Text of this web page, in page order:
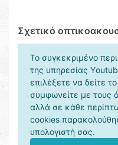
Σχετικό
Το συγκεκριμένο
της υπηρεσίας
επιλέξετε να δείτε
συμφωνείτε με τους
αλλά σε κάθε
cookies
υπολογιστή σας.